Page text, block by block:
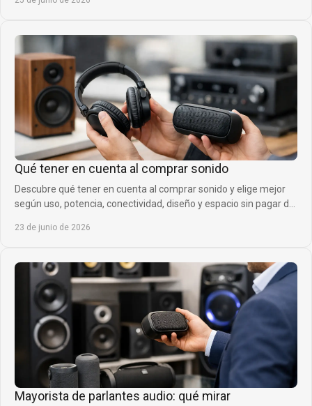
Qué tener en cuenta al comprar sonido
Descubre qué tener en cuenta al comprar sonido y elige mejor
según uso, potencia, conectividad, diseño y espacio sin pagar de
23 de junio de 2026
Mayorista de parlantes audio: qué mirar